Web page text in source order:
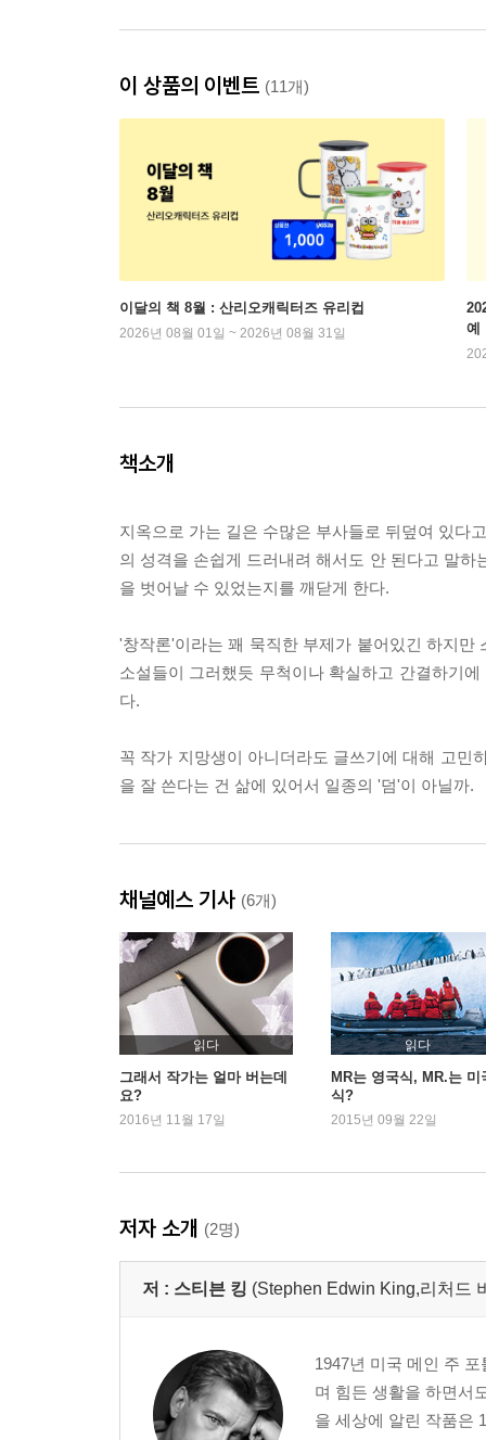
이 상품의 이벤트 (11개)
이달의 책 8월 : 산리오캐릭터즈 유리컵
2026년 08월 01일 ~ 2026년 08월 31일
예
책소개
지옥으로 가는 길은 수많은 부사들로 뒤덮여 있다
의 성격을 손쉽게 드러내려 해서도 안 된다고 말
을 벗어날 수 있었는지를 깨닫게 한다.
'창작론'이라는 꽤 묵직한 부제가 붙어있긴 하지
소설들이 그러했듯 무척이나 확실하고 간결하기
다.
꼭 작가 지망생이 아니더라도 글쓰기에 대해 고민
을 잘 쓴다는 건 삶에 있어서 일종의 '덤'이 아닐까.
채널예스 기사 (6개)
읽다
그래서 작가는 얼마 버는데
요?
2016년 11월 17일
읽다
MR는 영국식, MR.는 미
식?
2015년 09월 22일
저자 소개 (2명)
저 : 스티븐 킹 (Stephen Edwin King,리처드
1947년 미국 메인 주
며 힘든 생활을 하면서
을 세상에 알린 작품은